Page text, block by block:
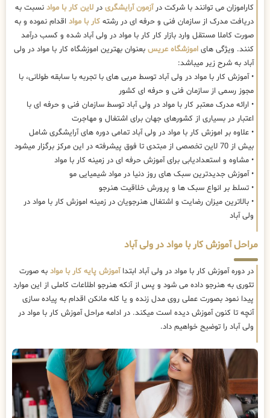
کاراموزان می توانند با شرکت درآزمون آرایشگری در لاین کار با مواد نسبت به
دریافت مدرک از سازمان فنی و حرفه ای در رشته کار با مواد اقدام نموده و به
صورت کاملا مستقل وارد بازار کار کار با مواد در ولی آباد شده و کسب درآمد
کنند. ویژگی های اموزشگاه عریس بعنوان بهترین اموزشگاه کار با مواد در ولی
آباد به شرح زیر میباشد:
• آموزش کار با مواد در ولی آباد توسط مربی های با تجربه با سابقه طولانی، با
مجوز رسمی از سازمان فنی و حرفه ای کشور
• ارائه مدرک معتبر کار با مواد در ولی آباد توسط سازمان فنی و حرفه ای با
اعتبار در بسیاری از کشورهای جهان برای اشتغال و مهاجرت
• علاوه بر اموزش کار با مواد در ولی آباد تمامی دوره های آرایشگری شامل
بیش از 70 لاین تخصصی از مبتدی تا فوق پیشرفته در این مرکز برگزار میشود
• مشاوه و استعدادیابی برای آموزش حرفه ای در زمینه کار با مواد
• آموزش جدیدترین سبک های روز دنیا در مواد شیمیایی مو
• تسلط بر انواع سبک ها و پرورش خلاقیت هنرجو
• بالاترین میزان رضایت و اشتغال هنرجویان در زمینه اموزش کار با مواد در
ولی آباد
مراحل آموزش کار با مواد در ولی آباد
در دوره آموزش کار با مواد در ولی آباد ابتداآموزش پایه کار با مواد به صورت
تئوری به هنرجو داده می شود و پس از آنکه هنرجو اطلاعات کاملی از این موارد
پیدا نمود بصورت عملی روی مدل زنده و یا کله مانکن اقدام به پیاده سازی
آنچه تا کنون آموزش دیده است میکند. در ادامه مراحل آموزش کار با مواد در
ولی آباد را توضیح خواهیم داد.